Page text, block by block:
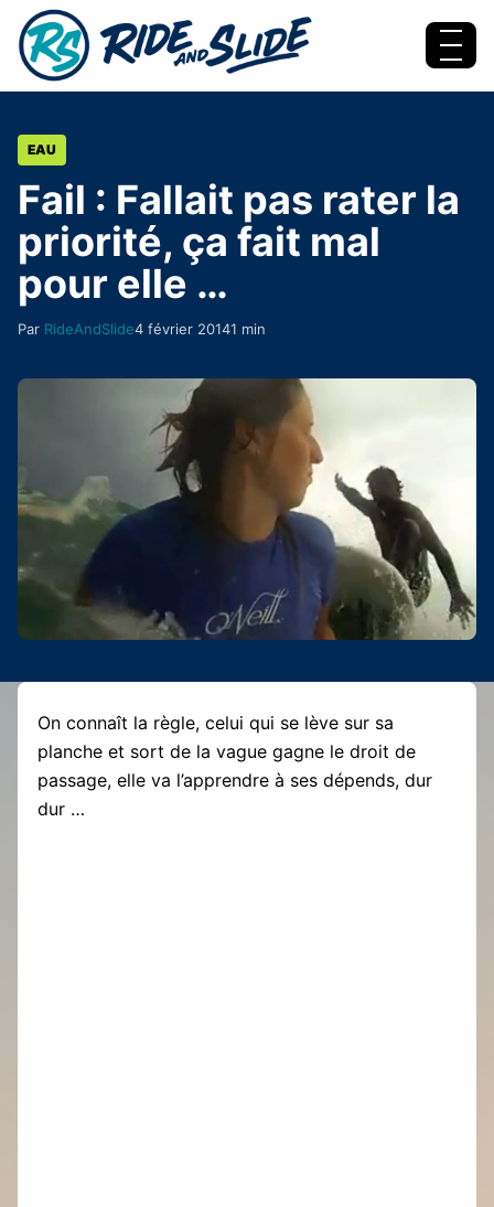
Aller au contenu
Menu
EAU
Fail : Fallait pas rater la
priorité, ça fait mal
pour elle …
Par RideAndSlide4 février 20141 min
On connaît la règle, celui qui se lève sur sa
planche et sort de la vague gagne le droit de
passage, elle va l’apprendre à ses dépends, dur
dur …